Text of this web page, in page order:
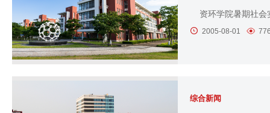
资环学院暑期社会
2005-08-01
综合新闻